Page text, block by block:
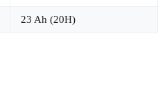
23 Ah (20H)